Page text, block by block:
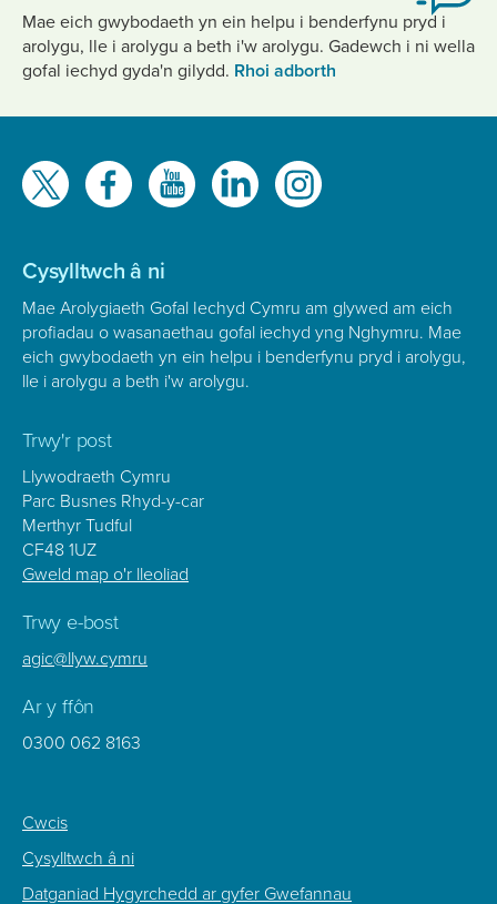
Mae eich gwybodaeth yn ein helpu i benderfynu pryd i
arolygu, lle i arolygu a beth i'w arolygu. Gadewch i ni wella
gofal iechyd gyda'n gilydd. Rhoi adborth
Gwelwch
ni
Cysylltwch â ni
Mae Arolygiaeth Gofal Iechyd Cymru am glywed am eich
profiadau o wasanaethau gofal iechyd yng Nghymru. Mae
eich gwybodaeth yn ein helpu i benderfynu pryd i arolygu,
lle i arolygu a beth i'w arolygu.
Trwy'r post
Llywodraeth Cymru
Parc Busnes Rhyd-y-car
Merthyr Tudful
CF48 1UZ
Gweld map o'r lleoliad
Trwy e-bost
agic@llyw.cymru
Ar y ffôn
0300 062 8163
Footer
Sub
Menu
Cwcis
Cysylltwch â ni
Datganiad Hygyrchedd ar gyfer Gwefannau